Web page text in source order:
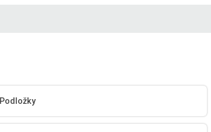
Podložky